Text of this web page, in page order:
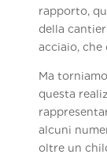
rapporto,
della
acciaio, che
Ma
questa
alcuni
oltre un